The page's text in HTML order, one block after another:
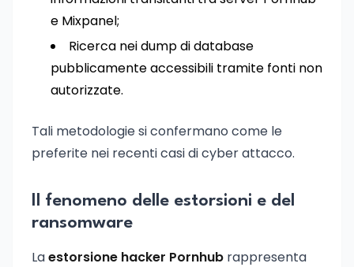
e Mixpanel;
Ricerca nei dump di database
pubblicamente accessibili tramite fonti non
autorizzate.
Tali metodologie si confermano come le
preferite nei recenti casi di cyber attacco.
Il fenomeno delle estorsioni e del
ransomware
Laestorsione hacker Pornhub rappresenta